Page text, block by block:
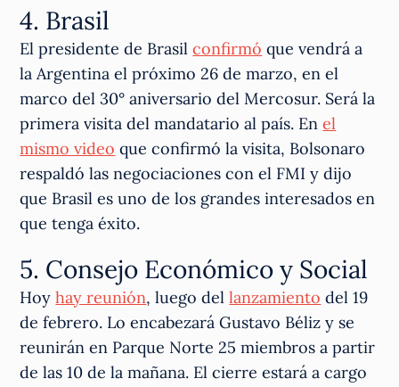
4. Brasil
El presidente de Brasilconfirmó que vendrá a
la Argentina el próximo 26 de marzo, en el
marco del 30° aniversario del Mercosur. Será la
primera visita del mandatario al país. Enel
mismo video que confirmó la visita, Bolsonaro
respaldó las negociaciones con el FMI y dijo
que Brasil es uno de los grandes interesados en
que tenga éxito.
5. Consejo Económico y Social
Hoyhay reunión, luego dellanzamiento del 19
de febrero. Lo encabezará Gustavo Béliz y se
reunirán en Parque Norte 25 miembros a partir
de las 10 de la mañana. El cierre estará a cargo